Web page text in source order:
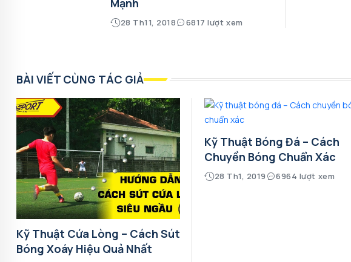
Mạnh
28 Th11, 2018 6817 lượt xem
BÀI VIẾT CÙNG TÁC GIẢ
Kỹ Thuật Cứa Lòng – Cách Sút
Bóng Xoáy Hiệu Quả Nhất
Kỹ Thuật Bóng Đá – Cách
Chuyền Bóng Chuẩn Xác
28 Th1, 2019 6964 lượt xem